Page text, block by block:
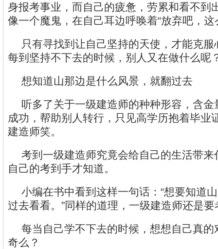
身报考事业，而自己的疲惫，劳累和看不到
像一个魔鬼，在自己耳边呼唤着“放弃吧，这
只有寻找到让自己坚持的天使，才能克
每到坚持不下去的时候，别人又在做什么呢
想知道山那边是什么风景，就翻过去
听多了关于一级建造师的种种形容，含
成功，帮助别人转行，只见高学历抱着毕业
建造师笑。
考到一级建造师究竟会给自己的生活带
自己的考到手才知道。
小编在书中看到这样一句话：“想要知道
过去看看。”同样的道理，一级建造师还是
每当自己学不下去的时候，想想自己真的
奇么？